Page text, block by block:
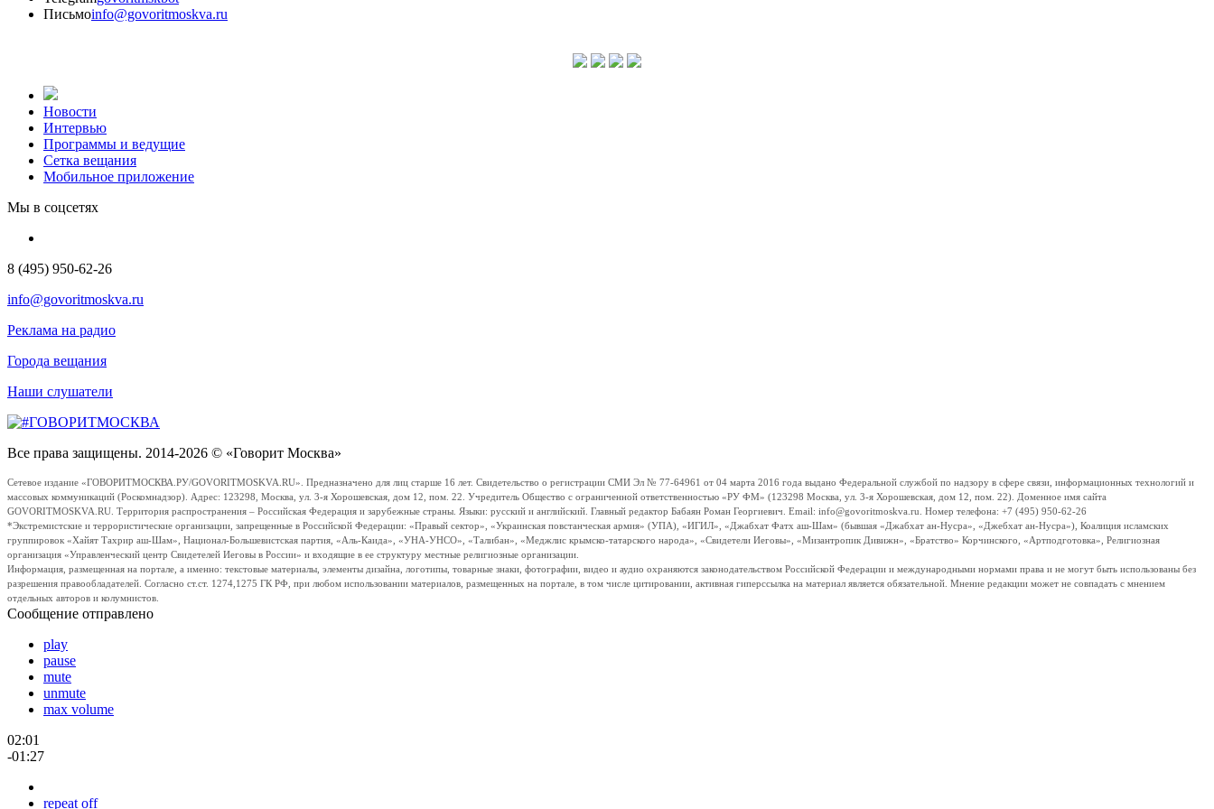
Письмоinfo@govoritmoskva.ru
Новости
Интервью
Программы и ведущие
Сетка вещания
Мобильное приложение
Мы в соцсетях
8 (495) 950-62-26
info@govoritmoskva.ru
Реклама на радио
Города вещания
Наши слушатели
Все права защищены. 2014-2026 © «Говорит Москва»
Сетевое издание «ГОВОРИТМОСКВА.РУ/GOVORITMOSKVA.RU». Предназначено для лиц старше 16 лет. Свидетельство о регистрации СМИ Эл № 77-64961 от 04 марта 2016 года выдано Федеральной службой по надзору в сфере связи, информационных технологий и
массовых коммуникаций (Роскомнадзор). Адрес: 123298, Москва, ул. 3-я Хорошевская, дом 12, пом. 22. Учредитель Общество с ограниченной ответственностью «РУ ФМ» (123298 Москва, ул. 3-я Хорошевская, дом 12, пом. 22). Доменное имя сайта
GOVORITMOSKVA.RU. Территория распространения – Российская Федерация и зарубежные страны. Языки: русский и английский. Главный редактор Бабаян Роман Георгиевич. Email: info@govoritmoskva.ru. Номер телефона: +7 (495) 950-62-26
*Экстремистские и террористические организации, запрещенные в Российской Федерации: «Правый сектор», «Украинская повстанческая армия» (УПА), «ИГИЛ», «Джабхат Фатх аш-Шам» (бывшая «Джабхат ан-Нусра», «Джебхат ан-Нусра»), Коалиция исламских
группировок «Хайят Тахрир аш-Шам», Национал-Большевистская партия, «Аль-Каида», «УНА-УНСО», «Талибан», «Меджлис крымско-татарского народа», «Свидетели Иеговы», «Мизантропик Дивижн», «Братство» Корчинского, «Артподготовка», Религиозная
организация «Управленческий центр Свидетелей Иеговы в России» и входящие в ее структуру местные религиозные организации.
Информация, размещенная на портале, а именно: текстовые материалы, элементы дизайна, логотипы, товарные знаки, фотографии, видео и аудио охраняются законодательством Российской Федерации и международными нормами права и не могут быть использованы без
разрешения правообладателей. Согласно ст.ст. 1274,1275 ГК РФ, при любом использовании материалов, размещенных на портале, в том числе цитировании, активная гиперссылка на материал является обязательной. Мнение редакции может не совпадать с мнением
отдельных авторов и колумнистов.
Сообщение отправлено
play
pause
mute
unmute
max volume
02:01
-01:27
repeat off